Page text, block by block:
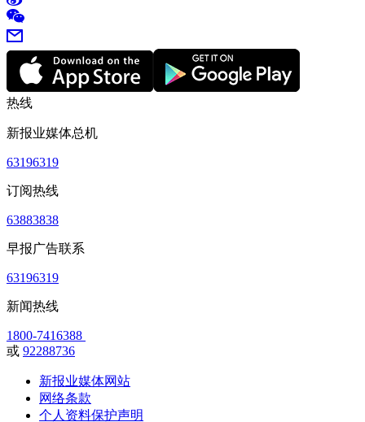
热线
新报业媒体总机
63196319
订阅热线
63883838
早报广告联系
63196319
新闻热线
1800-7416388
或 92288736
新报业媒体网站
网络条款
个人资料保护声明